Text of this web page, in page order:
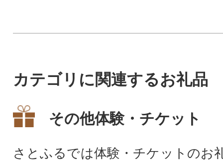
カテゴリに関連するお礼品
その他体験・チケット
さとふるでは体験・チケットのお